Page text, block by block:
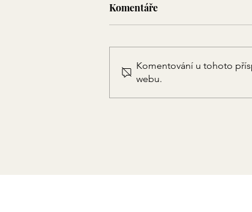
Znáte to? Když už, tak
Komentáře
Komentování u tohoto
webu.